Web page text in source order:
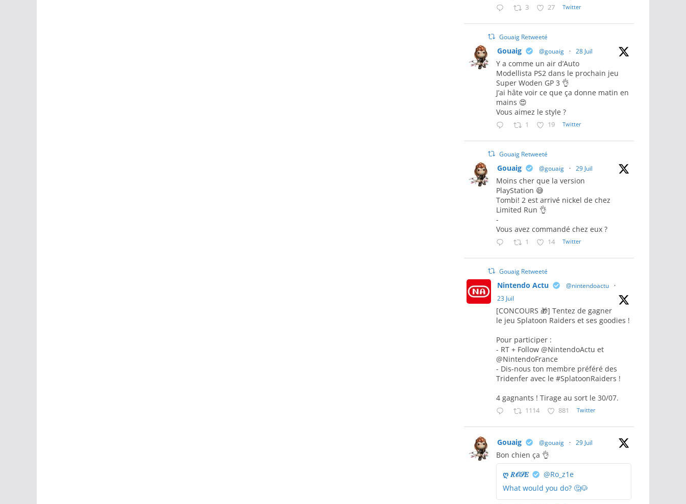
3 27 Twitter
Gouaig Retweeté
Gouaig @gouaig · 28 Juil
Y a comme un air d’Auto
Modellista PS2 dans le prochain jeu
Super Woden GP 3 👌
J’ai hâte voir ce que ça donne matin en
mains 😍
Vous aimez le style ?
1 19 Twitter
Gouaig Retweeté
Gouaig @gouaig · 29 Juil
Moins cher que la version
PlayStation 😅
Tombi! 2 est arrivé nickel de chez
Limited Run 👌
-
Vous avez commandé chez eux ?
1 14 Twitter
Gouaig Retweeté
Nintendo Actu @nintendoactu
·
23 Juil
[CONCOURS 🎁] Tentez de gagner
le jeu Splatoon Raiders et ses goodies !
Pour participer :
- RT + Follow @NintendoActu et
@NintendoFrance
- Dis-nous ton membre préféré des
Tridenfer avec le #SplatoonRaiders !
4 gagnants ! Tirage au sort le 30/07.
1114 881 Twitter
Gouaig @gouaig · 29 Juil
Bon chien ça 👌
ღ 𝑅𝒪𝒮𝐸
@Ro_z1e
What would you do? 🤔🐶